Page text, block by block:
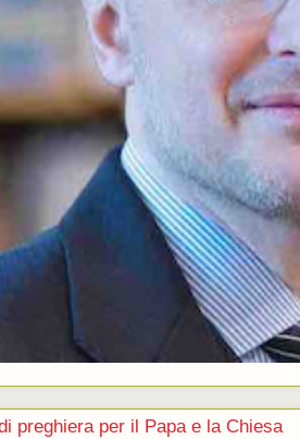
preghiera per il Papa e la Chiesa